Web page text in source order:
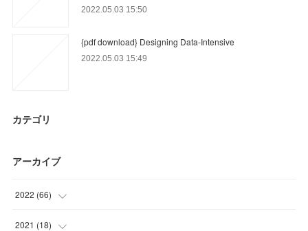
2022.05.03 15:50
{pdf download} Designing Data-Intensive
2022.05.03 15:49
カテゴリ
アーカイブ
2022 (66)
(6
2021 (18)